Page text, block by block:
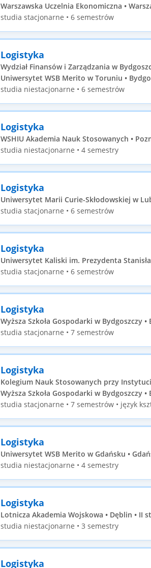
Warszawska Uczelnia Ekonomiczna •
studia stacjonarne • 6 semestrów
Logistyka
Wydział Finansów i Zarządzania w
Uniwersytet WSB Merito w Toruniu •
studia niestacjonarne • 6 semestrów
Logistyka
WSHIU Akademia Nauk Stosowanych •
studia niestacjonarne • 4 semestry
Logistyka
Uniwersytet Marii Curie-Skłodowskiej w
studia stacjonarne • 6 semestrów
Logistyka
Uniwersytet Kaliski im. Prezydenta
studia stacjonarne • 6 semestrów
Logistyka
Wyższa Szkoła Gospodarki w Bydgoszczy
studia stacjonarne • 7 semestrów
Logistyka
Kolegium Nauk Stosowanych przy
Wyższa Szkoła Gospodarki w Bydgoszczy
studia stacjonarne • 7 semestrów • język
Logistyka
Uniwersytet WSB Merito w Gdańsku •
studia niestacjonarne • 4 semestry
Logistyka
Lotnicza Akademia Wojskowa • Dęblin • II
studia niestacjonarne • 3 semestry
Logistyka